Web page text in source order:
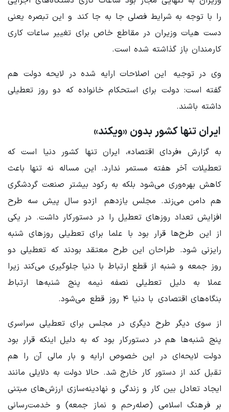
را با توجه به شرایط فصلی جا به جا کند و این تبصره یعنی
دست هیات وزیران در مقاطع خاص برای تغییر ساعات کاری
کارمندان باز گذاشته شده است.
وی در توجیه این اصلاحات ارایه شده در لایحه دولت هم
گفته است: دولت برای استحکام خانواده که دو روز تعطیلی
داشته باشند.
ایران تنها کشور بدون «ویکند»
به گزارش «فردای اقتصاد»، ایران تنها کشور دنیا است که
تعطیلات آخر هفته مستمر ندارد. این مساله نه تنها باعث
کاهش بهره‌وری می‌شود بلکه به رکود بیشتر صنعت گردشگری
هم دامن می‌زند. مجلس یازدهم ازدو سال پیش سه طرح
افزایش تعداد روزهای تعطیل را در دستورکار داشت. در یکی
از این طرح‌ها قرار بود با علما برای تعطیلی روزهای شنبه
رایزنی شود. طراحان این طرح معتقد بودند که تعطیلی دو
روز جمعه و شنبه از قطع ارتباط با دنیا جلوگیری می‌کند زیرا
عملا به دلیل تعطیلی نصفه نیمه پنج شنبه‌ها ارتباط
بنگاه‌های اقتصادی با دنیا ۴ روز قطع می‌شود.
از سوی دیگر طرح دیگری در مجلس برای تعطیلی سراسری
پنج شنبه‌ها هم در دستورکار بود که به دلیل اینکه قرار بود
دولت لایحه‌ای در این خصوص ارایه و بار مالی آن را هم
تقبل کند از دستور کار خارج شد. حالا دولت به دلایلی مانند
ایجاد تعادل بین کار و زندگی و نهادینه‌سازی ارزش‌های مبتنی
بر فرهنگ اسلامی (صله‌رحم و نماز جمعه) و خدمت‌رسانی